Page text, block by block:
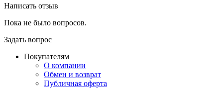
Написать отзыв
Пока не было вопросов.
Задать вопрос
Покупателям
О компании
Обмен и возврат
Публичная оферта